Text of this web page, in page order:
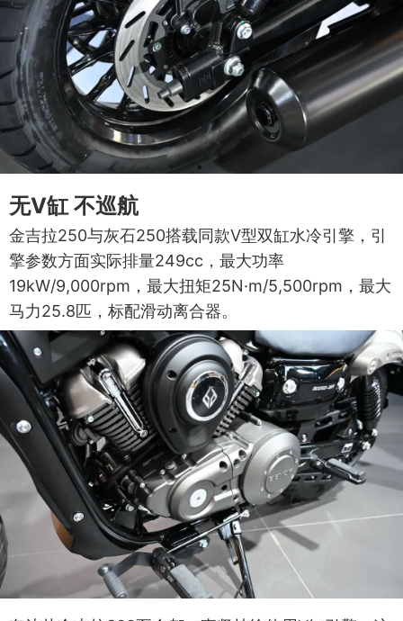
无V缸 不巡航
金吉拉250与灰石250搭载同款V型双缸水冷引擎，引
擎参数方面实际排量249cc，最大功率
19kW/9,000rpm，最大扭矩25N·m/5,500rpm，最大
马力25.8匹，标配滑动离合器。